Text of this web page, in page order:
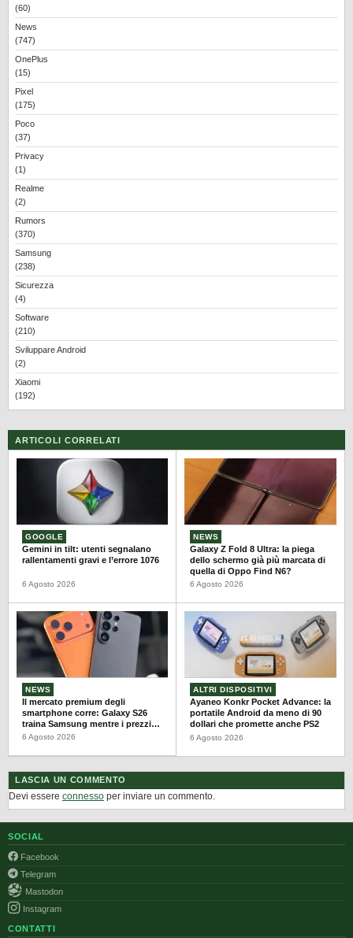
(60)
News
(747)
OnePlus
(15)
Pixel
(175)
Poco
(37)
Privacy
(1)
Realme
(2)
Rumors
(370)
Samsung
(238)
Sicurezza
(4)
Software
(210)
Sviluppare Android
(2)
Xiaomi
(192)
ARTICOLI CORRELATI
GOOGLE
Gemini in tilt: utenti segnalano
rallentamenti gravi e l’errore 1076
6 Agosto 2026
NEWS
Galaxy Z Fold 8 Ultra: la piega
dello schermo già più marcata di
quella di Oppo Find N6?
6 Agosto 2026
NEWS
Il mercato premium degli
smartphone corre: Galaxy S26
traina Samsung mentre i prezzi
salgono
6 Agosto 2026
ALTRI DISPOSITIVI
Ayaneo Konkr Pocket Advance: la
portatile Android da meno di 90
dollari che promette anche PS2
6 Agosto 2026
LASCIA UN COMMENTO
Devi essere connesso per inviare un commento.
SOCIAL
Facebook
Telegram
Mastodon
Instagram
CONTATTI